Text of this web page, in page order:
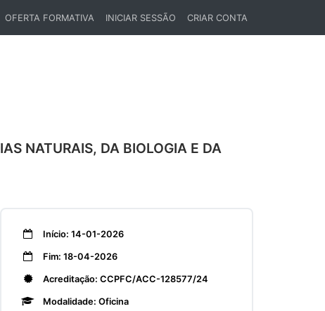
OFERTA FORMATIVA INICIAR SESSÃO CRIAR CONTA
NATURAIS, DA BIOLOGIA E DA
Início: 14-01-2026
Fim: 18-04-2026
Acreditação: CCPFC/ACC-128577/24
Modalidade: Oficina